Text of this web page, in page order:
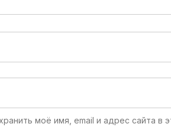
моё имя, email и адрес сайта